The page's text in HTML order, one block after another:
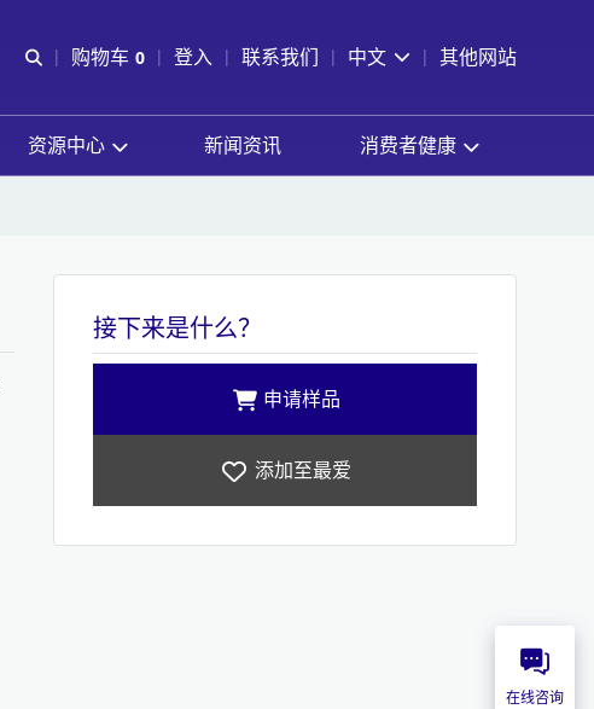
Open Search
购物车 0
查看购物车
登入 联系我们 中文 其他网站
资源中心 新闻资讯 消费者健康
接下来是什么？
申请样品
添加至最爱
在线咨询